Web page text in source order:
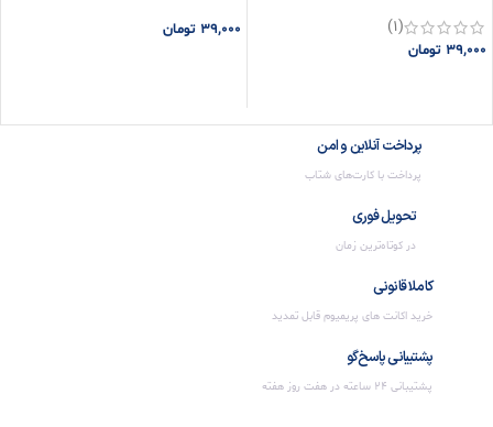
(1)
39,000 تومان
39,000 تومان
پرداخت آنلاین و امن
پرداخت با کارت‌های شتاب
تحویل فوری
در کوتاه‌ترین زمان
کاملا قانونی
خرید اکانت های پریمیوم قابل تمدید
پشتیبانی پاسخ‌گو
پشتیبانی 24 ساعته در هفت روز هفته